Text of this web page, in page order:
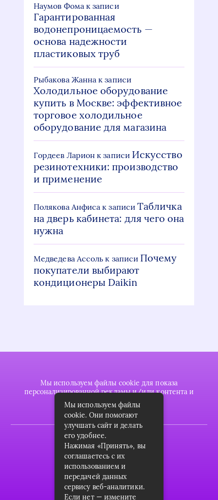
Наумов Фома к записи
Гарантированная
водонепроницаемость —
основа надежности
пластиковых труб
Рыбакова Жанна к записи
Холодильное оборудование
купить в Москве: эффективное
торговое холодильное
оборудование для магазина
Гордеев Ларион к записи Искусство
резинотехники: производство
и применение
Полякова Анфиса к записиТабличка
на дверь кабинета: для чего она
нужна
Медведева Ассоль к записи Почему
покупатели выбирают
кондиционеры Daikin
Мы используем файлы cookie для показа
персонализированной рекламы и/или контента и
анализа нашего трафика.
2022 © plasttrubkomplekt.ru
Карта сайта
Контакты
О проекте
Мы используем файлы
cookie. Они помогают
улучшать сайт и делать
его удобнее.
Нажимая «Принять», вы
соглашаетесь с их
использованием и
передачей данных
сервису веб-аналитики.
Если нет — измените